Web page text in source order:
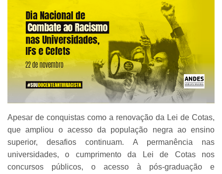
Apesar de conquistas como a renovação da Lei de Cotas,
que ampliou o acesso da população negra ao ensino
superior, desafios continuam. A permanência nas
universidades, o cumprimento da Lei de Cotas nos
concursos públicos, o acesso à pós-graduação e